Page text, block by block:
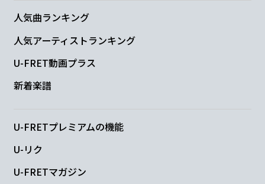
人気曲ランキング
人気アーティストランキング
U-FRET動画プラス
新着楽譜
U-FRETプレミアムの機能
U-リク
U-FRETマガジン